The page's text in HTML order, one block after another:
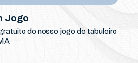
Jogo
de nosso jogo de tabuleiro